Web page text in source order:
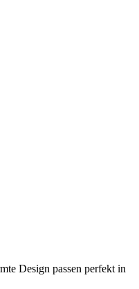
Design passen perfekt in